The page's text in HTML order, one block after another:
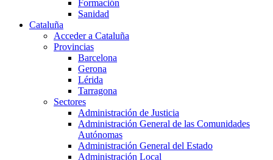
Formación
Sanidad
Cataluña
Acceder a Cataluña
Provincias
Barcelona
Gerona
Lérida
Tarragona
Sectores
Administración de Justicia
Administración General de las Comunidades
Autónomas
Administración General del Estado
Administración Local